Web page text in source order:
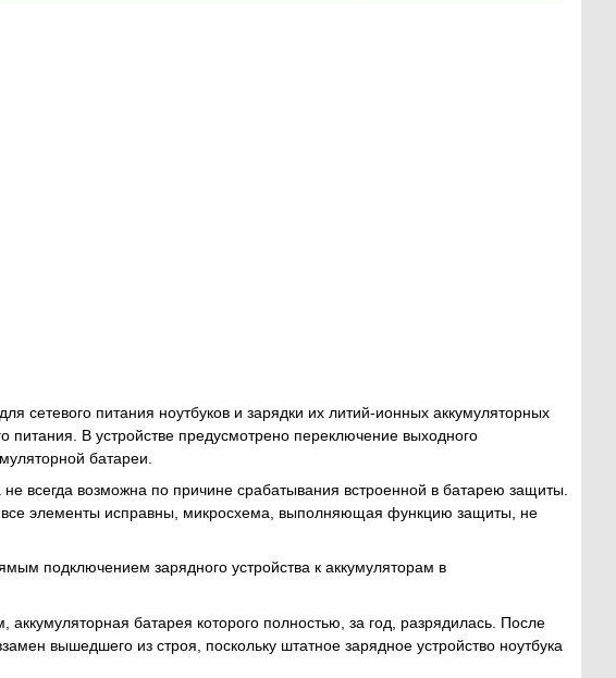
сетевого питания ноутбуков и зарядки их литий-ионных аккумуляторных
питания. В устройстве предусмотрено переключение выходного
батареи.
всегда возможна по причине срабатывания встроенной в батарею защиты.
все элементы исправны, микросхема, выполняющая функцию защиты, не
подключением зарядного устройства к аккумуляторам в
батарея которого полностью, за год, разрядилась. После
вышедшего из строя, поскольку штатное зарядное устройство ноутбука